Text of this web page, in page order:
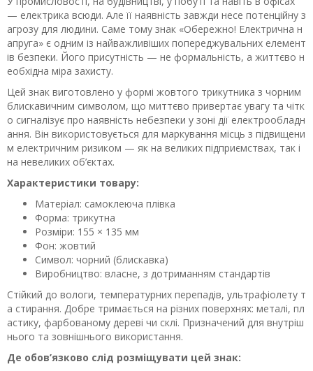
— електрика всюди. Але її наявність завжди несе потенційну з
агрозу для людини. Саме тому знак «Обережно! Електрична н
апруга» є одним із найважливіших попереджувальних елемент
ів безпеки. Його присутність — не формальність, а життєво н
еобхідна міра захисту.
Цей знак виготовлено у формі жовтого трикутника з чорним
блискавичним символом, що миттєво привертає увагу та чітк
о сигналізує про наявність небезпеки у зоні дії електрообладн
ання. Він використовується для маркування місць з підвищени
м електричним ризиком — як на великих підприємствах, так і
на невеликих об’єктах.
Характеристики товару:
Матеріал: самоклеюча плівка
Форма: трикутна
Розміри: 155 × 135 мм
Фон: жовтий
Символ: чорний (блискавка)
Виробництво: власне, з дотриманням стандартів
Стійкий до вологи, температурних перепадів, ультрафіолету т
а стирання. Добре тримається на різних поверхнях: металі, пл
астику, фарбованому дереві чи склі. Призначений для внутріш
нього та зовнішнього використання.
Де обов’язково слід розміщувати цей знак: